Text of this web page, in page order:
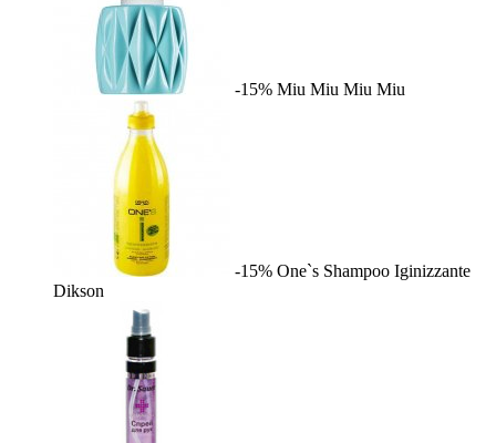
-15% Miu Miu Miu Miu
-15% One`s Shampoo Iginizzante
Dikson